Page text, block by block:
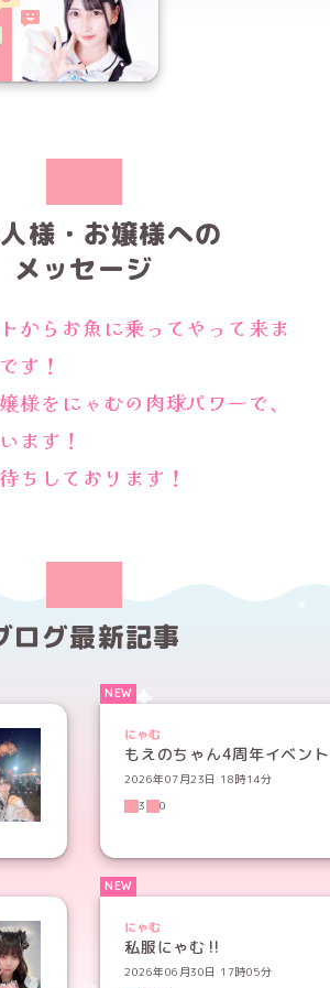
様・お嬢様への
メッセージ
からお魚に乗ってやって来ま
す！
様をにゃむの肉球パワーで、
ます！
ちしております！
ログ最新記事
にゃむ
もえのちゃん4周年イベン
2026年07月23日 18時14分
3
0
にゃむ
私服にゃむ‼️
2026年06月30日 17時05分